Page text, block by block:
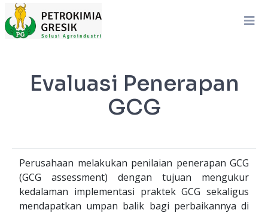
Evaluasi Penerapan
GCG
Perusahaan melakukan penilaian penerapan GCG
(GCG assessment) dengan tujuan mengukur
kedalaman implementasi praktek GCG sekaligus
mendapatkan umpan balik bagi perbaikannya di